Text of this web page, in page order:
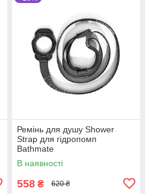
Ремінь для душу Shower
Strap для гідропомп
Bathmate
В наявності
558 ₴ 620 ₴